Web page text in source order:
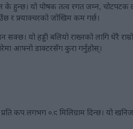
के हुन्छ। यो पोषक तत्व रगत जम्न, चोटपटक
र फ्र्याक्चरको जोखिम कम गर्छ।
यो हड्डी बलियो राख्नको लागि धेरै
आफ्नो डाक्टरसँग कुरा गर्नुहोस्।
प्रति कप लगभग ०.९ मिलिग्राम दिन्छ। यो